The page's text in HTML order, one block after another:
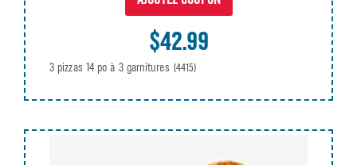
$42.99
3 pizzas 14 po à 3 garnitures (4415)